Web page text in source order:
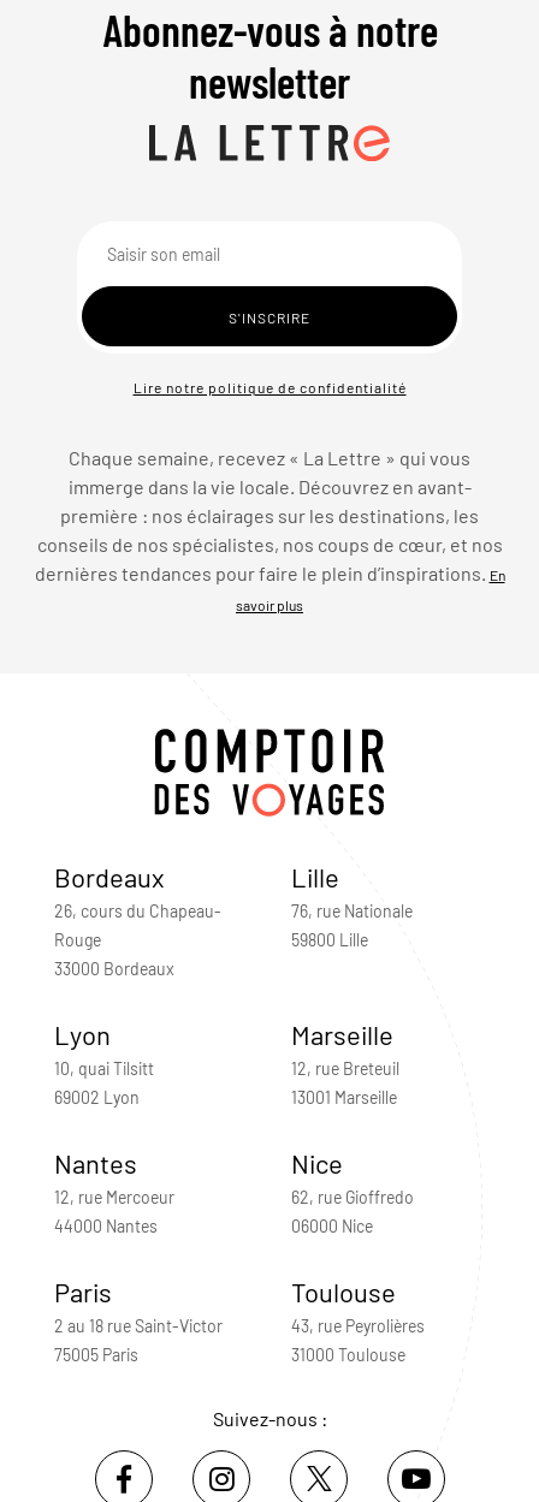
Abonnez-vous à notre
newsletter
Lire notre politique de confidentialité
Chaque semaine, recevez « La Lettre » qui vous
immerge dans la vie locale. Découvrez en avant-
première : nos éclairages sur les destinations, les
conseils de nos spécialistes, nos coups de cœur, et nos
dernières tendances pour faire le plein d’inspirations.
En
savoir plus
Bordeaux
26, cours du Chapeau-
Rouge
33000 Bordeaux
Lille
76, rue Nationale
59800 Lille
Lyon
10, quai Tilsitt
69002 Lyon
Marseille
12, rue Breteuil
13001 Marseille
Nantes
12, rue Mercoeur
44000 Nantes
Nice
62, rue Gioffredo
06000 Nice
Paris
2 au 18 rue Saint-Victor
75005 Paris
Toulouse
43, rue Peyrolières
31000 Toulouse
Suivez-nous :